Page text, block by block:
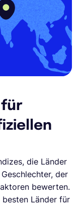
für
die Länder
der
bewerten.
besten Länder für